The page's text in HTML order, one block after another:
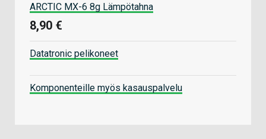
ARCTIC MX-6 8g Lämpötahna
8,90 €
Datatronic pelikoneet
Komponenteille myös kasauspalvelu